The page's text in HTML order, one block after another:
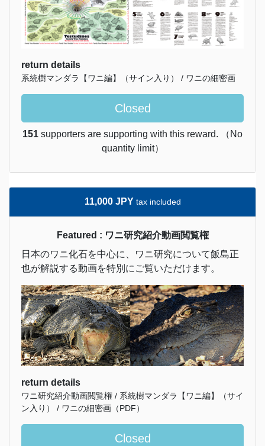
return details
系統樹マンダラ【ワニ編】（サイン入り） / ワニの細密画
Closed
151 supporters are supporting with this reward. （No
quantity limit）
11,000 JPY tax included
Featured : ワニ研究紹介動画閲覧権
日本のワニ化石を中心に、ワニ研究について飯島正
也が解説する動画を特別にご覧いただけます。
return details
ワニ研究紹介動画閲覧権 / 系統樹マンダラ【ワニ編】（サイ
ン入り） / ワニの細密画（PDF）
Closed